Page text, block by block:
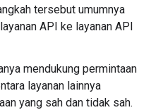
tersebut umumnya
API ke layanan API
mendukung permintaan
layanan lainnya
yang sah dan tidak sah.